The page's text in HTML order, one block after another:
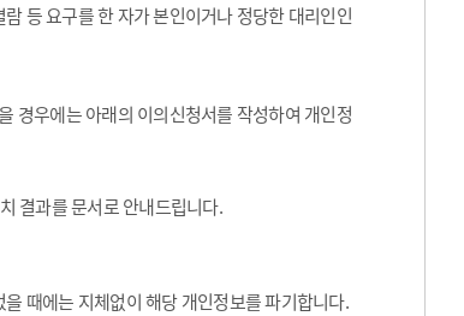
등 요구를 한 자가 본인이거나 정당한 대리인인
경우에는 아래의 이의신청서를 작성하여 개인정
결과를 문서로 안내드립니다.
때에는 지체없이 해당 개인정보를 파기합니다.